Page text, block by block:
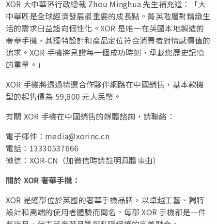
XOR 大中華區行政總裁 Zhou Minghua 先生補充道：「大
中華區是全球經濟發展最重要的成長點。菁英階層對精緻生
活的需求日益趨向個性化。XOR 是唯一在英國本地製造的
奢華手機，其獨特設計和產品定位符合消費者對情感價值的
追求。XOR 手機將見證每一個成功時刻，承載您歷史記憶
的重量。」
XOR 手機將透過精選合作夥伴網路在中國銷售，基本款機
型的起售價為 59,800 元人民幣。
有關 XOR 手機在中國銷售的媒體諮詢，請聯絡：
電子郵件： media@xorinc.cn
電話：13330537666
微信：XOR-CN（加微信時請註明具體事由）
關於 XOR 奢華手機：
XOR 是總部位於英國的奢華手機品牌，以卓越工藝、獨特
設計和高端的使用者體驗而聞名。每部 XOR 手機都是一件